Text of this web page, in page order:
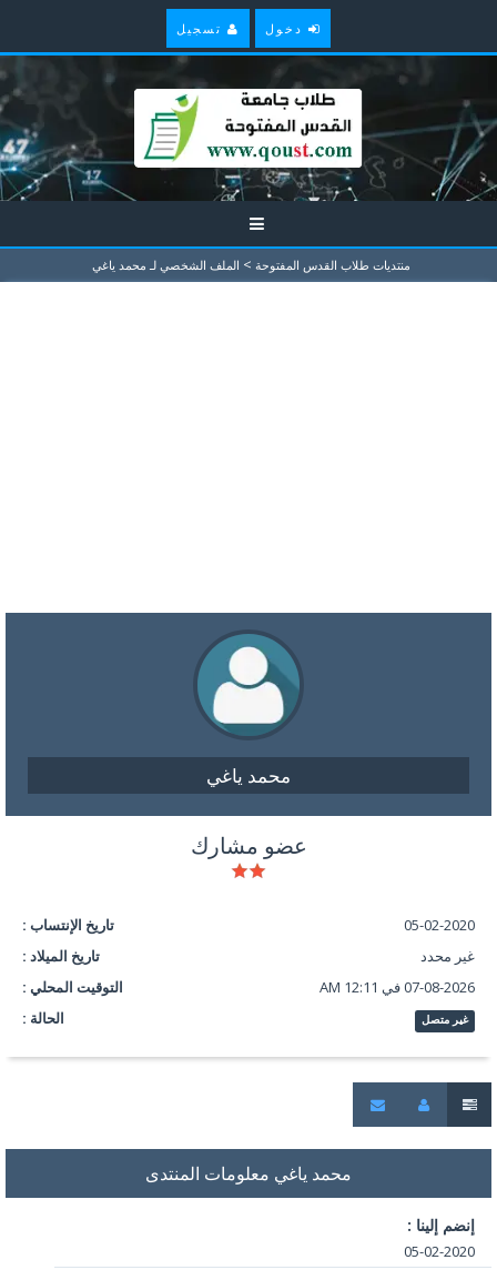
دخول تسجيل
منتديات طلاب القدس المفتوحة > الملف الشخصي لـ محمد ياغي
محمد ياغي
عضو مشارك
تاريخ الإنتساب :
05-02-2020
تاريخ الميلاد :
غير محدد
التوقيت المحلي :
07-08-2026 في 12:11 AM
الحالة :
غير متصل
محمد ياغي معلومات المنتدى
إنضم إلينا :
05-02-2020